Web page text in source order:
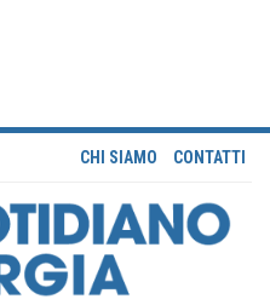
CHI SIAMO CONTATTI